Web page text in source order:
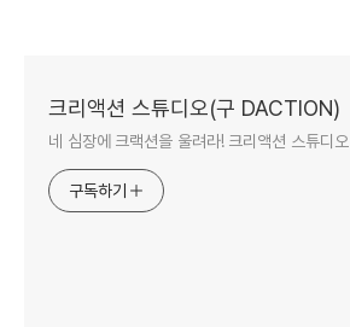
크리액션 스튜디오(구 DACTION)
네 심장에 크랙션을 울려라! 크리액션 스튜디오
구독하기